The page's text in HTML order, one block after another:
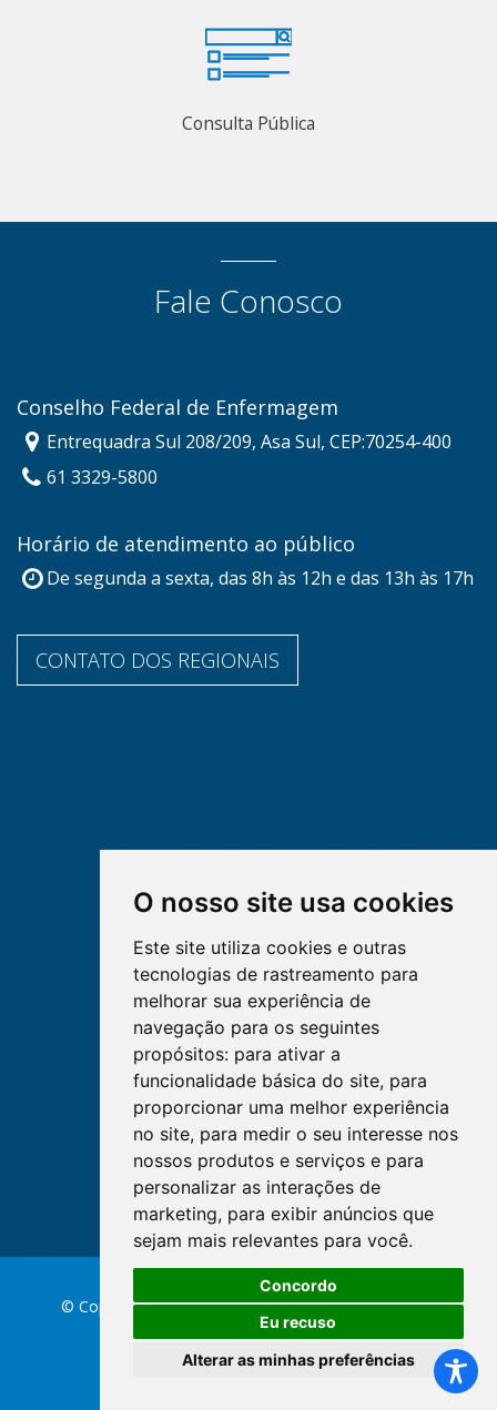
O nosso site usa cookies
Este site utiliza cookies e outras
tecnologias de rastreamento para
melhorar sua experiência de
navegação para os seguintes
propósitos: para ativar a
funcionalidade básica do site, para
proporcionar uma melhor experiência
no site, para medir o seu interesse nos
nossos produtos e serviços e para
personalizar as interações de
marketing, para exibir anúncios que
sejam mais relevantes para você.
Concordo
Eu recuso
Alterar as minhas preferências
Consulta Pública
Fale Conosco
Conselho Federal de Enfermagem
Entrequadra Sul 208/209, Asa Sul, CEP:70254-400
61 3329-5800
Horário de atendimento ao público
De segunda a sexta, das 8h às 12h e das 13h às 17h
CONTATO DOS REGIONAIS
© Copyright 2026 Conselho Federal de Enfermagem